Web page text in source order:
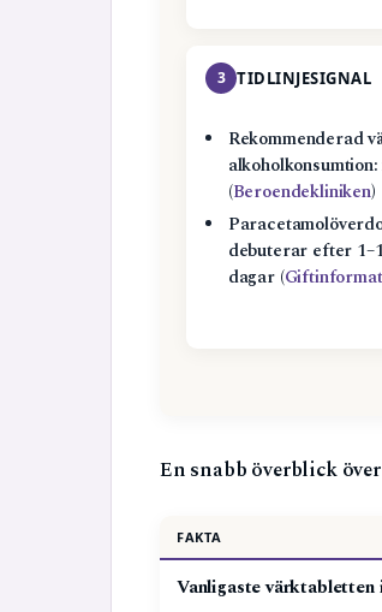
3 TIDLINJESIGNAL
Rekommenderad
(Beroendekliniken)
debuterar efter
dagar (
En snabb överblick
FAKTA
Vanligaste värktabletten